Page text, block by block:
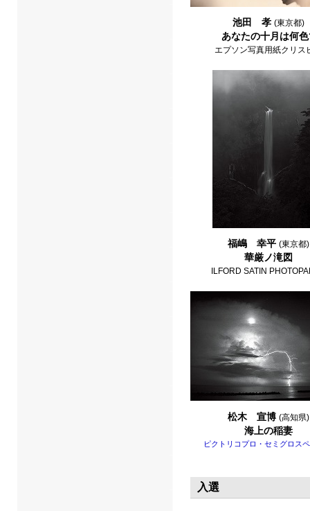
池田 孝 (東京都)
あなたの十月は何
エプソン写真用紙クリス
福嶋 幸平 (東京都)
華厳ノ滝図
ILFORD SATIN
松木 宣博 (高知県)
海上の稲妻
ピクトリコプロ・セミグロス
入選